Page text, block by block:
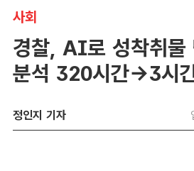
사회
경찰, AI로 성착취물
분석 320시간→3시
정인지 기자